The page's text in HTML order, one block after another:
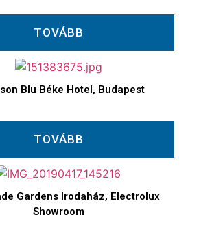
TOVÁBB
Blu Béke Hotel, Budapest
TOVÁBB
Gardens Irodaház, Electrolux
Showroom